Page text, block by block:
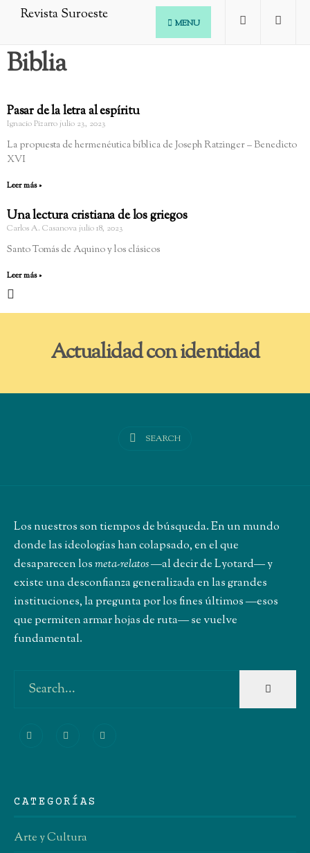
MENU
Biblia
Pasar de la letra al espíritu
Ignacio Pizarrojulio 23, 2023
La propuesta de hermenéutica bíblica de Joseph Ratzinger – Benedicto
XVI
Leer más »
Una lectura cristiana de los griegos
Carlos A. Casanovajulio 18, 2023
Santo Tomás de Aquino y los clásicos
Leer más »
Actualidad con identidad
SEARCH
Los nuestros son tiempos de búsqueda. En un mundo
donde las ideologías han colapsado, en el que
desaparecen losmeta-relatos―al decir de Lyotard― y
existe una desconfianza generalizada en las grandes
instituciones, la pregunta por los fines últimos ―esos
que permiten armar hojas de ruta― se vuelve
fundamental.
CATEGORÍAS
Arte y Cultura